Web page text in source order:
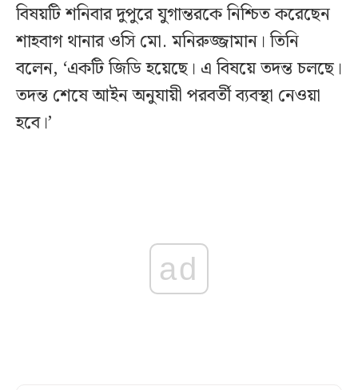
বিষয়টি শনিবার দুপুরে যুগান্তরকে নিশ্চিত করেছেন
শাহবাগ থানার ওসি মো. মনিরুজ্জামান। তিনি
বলেন, ‘একটি জিডি হয়েছে। এ বিষয়ে তদন্ত চলছে।
তদন্ত শেষে আইন অনুযায়ী পরবর্তী ব্যবস্থা নেওয়া
হবে।’
ad